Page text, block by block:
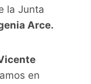
la Junta
Arce.
en